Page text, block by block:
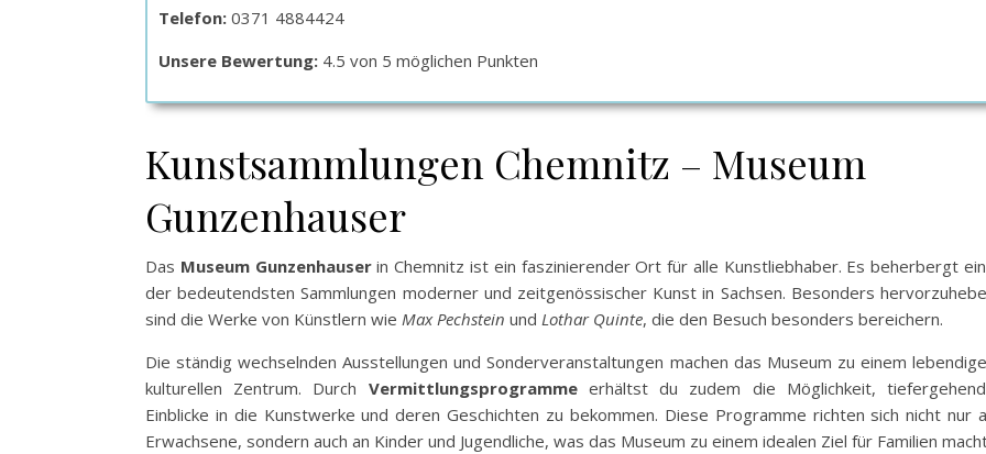
Telefon: 0371 4884424
Unsere Bewertung: 4.5 von 5 möglichen Punkten
Kunstsammlungen Chemnitz – Museum
Gunzenhauser
Das Museum Gunzenhauserin Chemnitz ist ein faszinierender Ort für alle Kunstliebhaber. Es beherbergt
der bedeutendsten Sammlungen moderner und zeitgenössischer Kunst in Sachsen. Besonders
sind die Werke von Künstlern wie Max Pechstein und Lothar Quinte, die den Besuch besonders bereichern.
Die ständig wechselnden Ausstellungen und Sonderveranstaltungen machen das Museum zu einem
kulturellen Zentrum. Durch Vermittlungsprogrammeerhältst du zudem die Möglichkeit,
Einblicke in die Kunstwerke und deren Geschichten zu bekommen. Diese Programme richten sich nicht nur
Erwachsene, sondern auch an Kinder und Jugendliche, was das Museum zu einem idealen Ziel für Familien